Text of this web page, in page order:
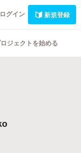
ログイン 新規登録
ジェクトを始める